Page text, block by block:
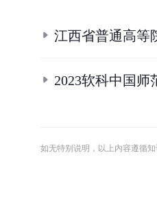
条 目合 集
江西省普通高等